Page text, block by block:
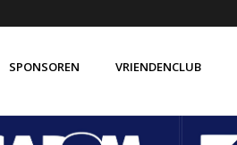
SPONSOREN VRIENDENCLUB